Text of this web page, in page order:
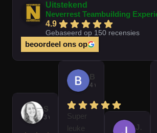
Uitstekend
Neverrest Teambuilding
4.9
Gebaseerd op 150 recensies
beoordeel ons op
3 weken geleden
4 weken geleden
Super
leuke
José Van Gorkum